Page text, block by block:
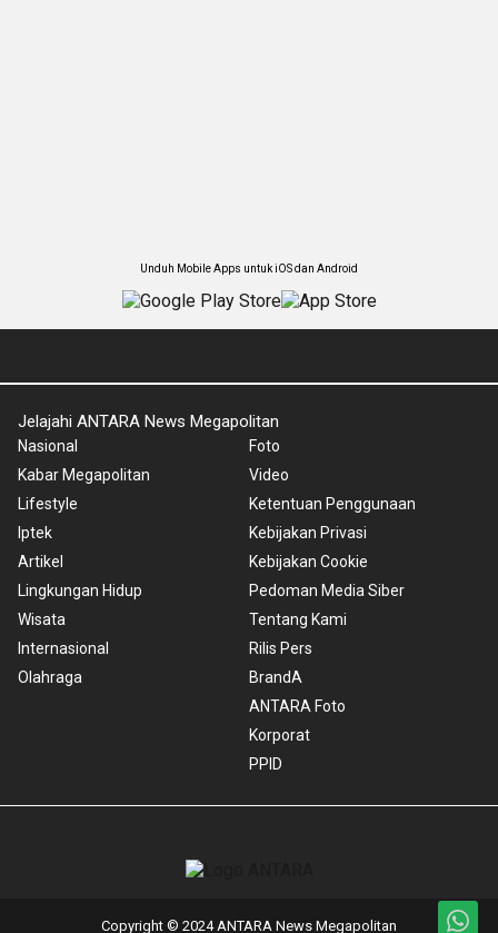
Unduh Mobile Apps untuk iOS dan Android
Jelajahi ANTARA News Megapolitan
Nasional
Kabar Megapolitan
Lifestyle
Iptek
Artikel
Lingkungan Hidup
Wisata
Internasional
Olahraga
Foto
Video
Ketentuan Penggunaan
Kebijakan Privasi
Kebijakan Cookie
Pedoman Media Siber
Tentang Kami
Rilis Pers
BrandA
ANTARA Foto
Korporat
PPID
Copyright © 2024 ANTARA News Megapolitan